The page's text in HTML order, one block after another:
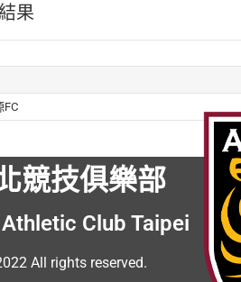
果
FC
競技俱樂部
Club Taipei
All rights reserved.